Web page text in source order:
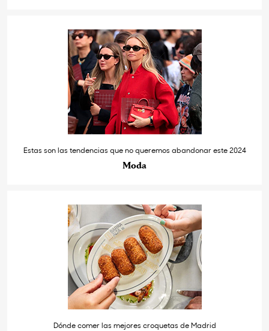
Estas son las tendencias que no queremos abandonar este 2024
Moda
Dónde comer las mejores croquetas de Madrid